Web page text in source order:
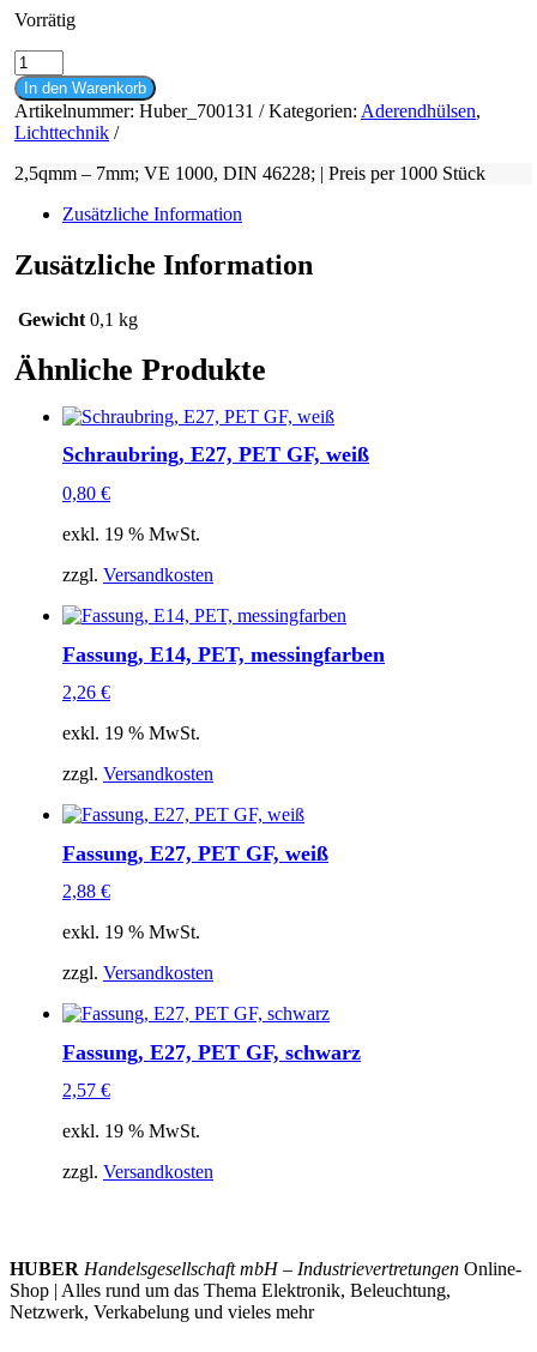
Vorrätig
Aderendhülse,
verzinnt
Menge
In den Warenkorb
Artikelnummer: Huber_700131 Kategorien: Aderendhülsen,
Lichttechnik
2,5qmm – 7mm; VE 1000, DIN 46228; | Preis per 1000 Stück
Zusätzliche Information
Zusätzliche Information
Gewicht 0,1 kg
Ähnliche Produkte
Schraubring, E27, PET GF, weiß
0,80 €
exkl. 19 % MwSt.
zzgl. Versandkosten
Fassung, E14, PET, messingfarben
2,26 €
exkl. 19 % MwSt.
zzgl. Versandkosten
Fassung, E27, PET GF, weiß
2,88 €
exkl. 19 % MwSt.
zzgl. Versandkosten
Fassung, E27, PET GF, schwarz
2,57 €
exkl. 19 % MwSt.
zzgl. Versandkosten
HUBER Handelsgesellschaft mbH – Industrievertretungen Online-
Shop | Alles rund um das Thema Elektronik, Beleuchtung,
Netzwerk, Verkabelung und vieles mehr